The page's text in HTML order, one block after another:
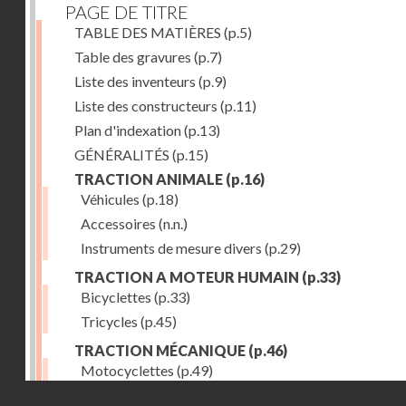
PAGE DE TITRE
TABLE DES MATIÈRES (p.5)
Table des gravures (p.7)
Liste des inventeurs (p.9)
Liste des constructeurs (p.11)
Plan d'indexation(p.13)
GÉNÉRALITÉS (p.15)
TRACTION ANIMALE (p.16)
Véhicules (p.18)
Accessoires (n.n.)
Instruments de mesure divers (p.29)
TRACTION A MOTEUR HUMAIN (p.33)
Bicyclettes (p.33)
Tricycles (p.45)
TRACTION MÉCANIQUE (p.46)
Motocyclettes (p.49)